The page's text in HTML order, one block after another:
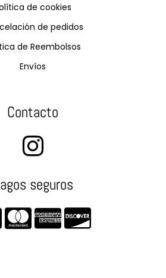
de cookies
de pedidos
de Reembolsos
Envíos
Contacto
seguros